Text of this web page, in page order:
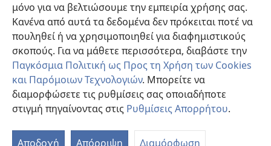
μόνο για να βελτιώσουμε την εμπειρία χρήσης σας.
Κανένα από αυτά τα δεδομένα δεν πρόκειται ποτέ να
πουληθεί ή να χρησιμοποιηθεί για διαφημιστικούς
σκοπούς. Για να μάθετε περισσότερα, διαβάστε την
Παγκόσμια Πολιτική ως Προς τη Χρήση των Cookies
και Παρόμοιων Τεχνολογιών. Μπορείτε να
διαμορφώσετε τις ρυθμίσεις σας οποιαδήποτε
στιγμή πηγαίνοντας στις Ρυθμίσεις Απορρήτου.
Αποδοχή Απόρριψη Διαμόρφωση
Ρυθμίσεις Εμφάνισης
Copyright © 2026 Watch Tower Bible and Tract Society of Pennsylvania.
ΟΡΟΙ ΧΡΗΣΗΣ
ΠΟΛΙΤΙΚΗ ΑΠΟΡΡΗΤΟΥ |ΡΥΘΜΙΣΕΙΣ ΑΠΟΡΡΗΤΟΥ